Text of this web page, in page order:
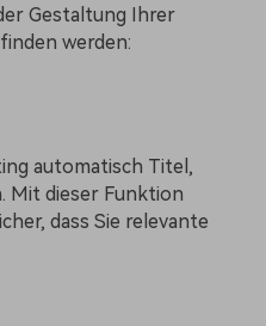
Gestaltung Ihrer
werden:
automatisch Titel,
Mit dieser Funktion
dass Sie relevante